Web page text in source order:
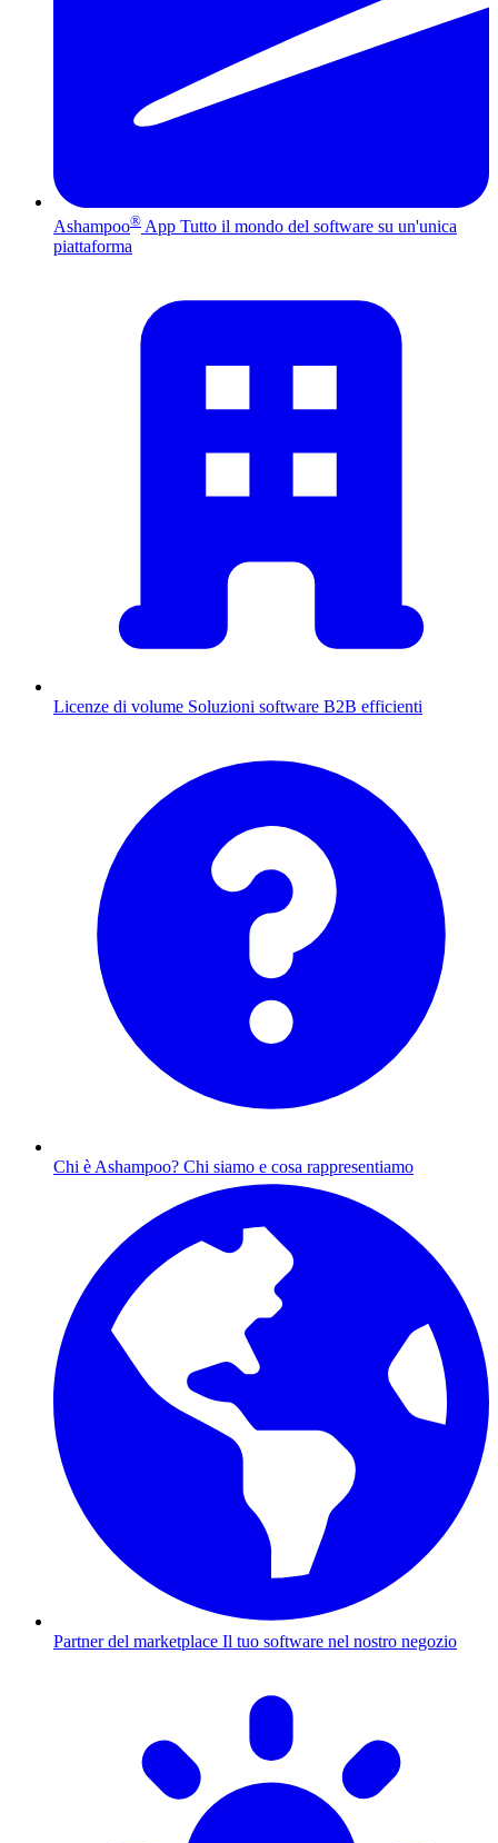
Ashampoo® App Tutto il mondo del software su un'unica
piattaforma
Licenze di volume Soluzioni software B2B efficienti
Chi è Ashampoo? Chi siamo e cosa rappresentiamo
Partner del marketplace Il tuo software nel nostro negozio